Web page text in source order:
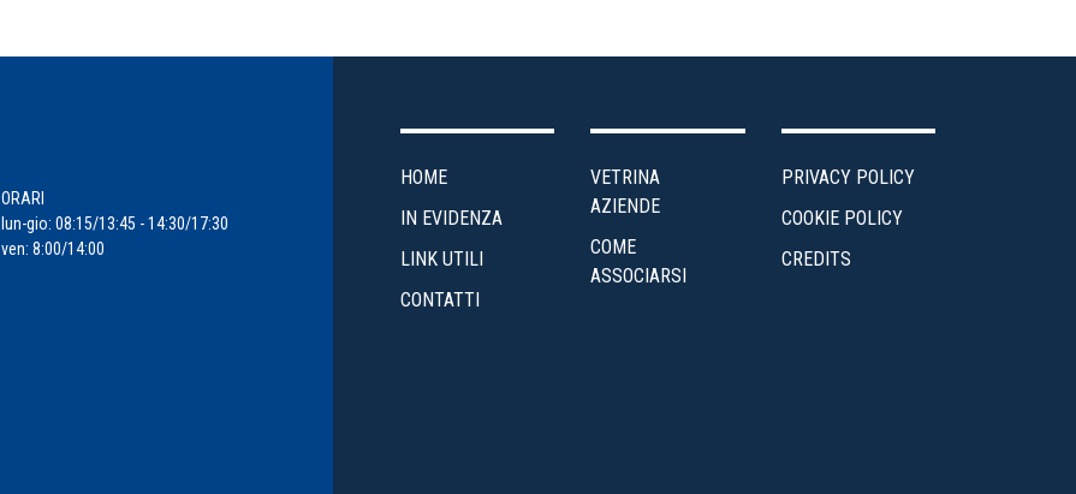
ORARI
lun-gio: 08:15/13:45 - 14:30/17:30
ven: 8:00/14:00
HOME
IN EVIDENZA
LINK UTILI
CONTATTI
VETRINA
AZIENDE
COME
ASSOCIARSI
PRIVACY POLICY
COOKIE POLICY
CREDITS